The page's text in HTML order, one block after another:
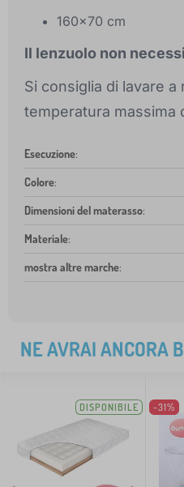
160x70 cm
Il lenzuolo non
Si consiglia di lavare a
temperatura massima
Esecuzione:
Colore:
Dimensioni del materasso:
Materiale:
mostra altre marche:
NE AVRAI ANCORA
DISPONIBILE -31%